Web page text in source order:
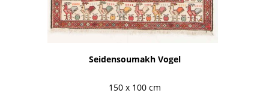
Seidensoumakh Vogel
150 x 100 cm